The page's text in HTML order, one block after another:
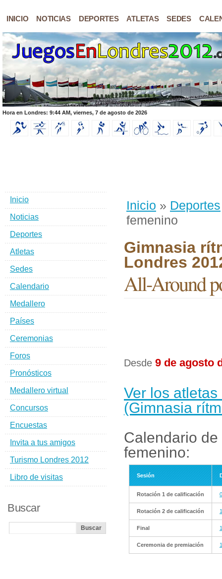
INICIO NOTICIAS DEPORTES ATLETAS SEDES
Hora en Londres: 9:44 AM, viernes, 7 de agosto de 2026
Inicio » Deportes
femenino
Gimnasia
Londres
All-Around
Desde 9 de agosto
Ver los
(Gimnasia
Calendario
femenino:
Sesión
Rotación 1 de calificación
Rotación 2 de calificación
Final
Ceremonia de premiación
Inicio
Noticias
Deportes
Atletas
Sedes
Calendario
Medallero
Países
Ceremonias
Foros
Pronósticos
Medallero virtual
Concursos
Encuestas
Invita a tus amigos
Turismo Londres 2012
Libro de visitas
Buscar